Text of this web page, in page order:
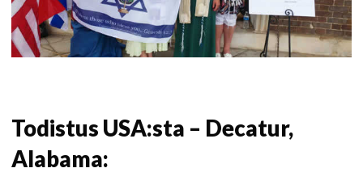
Todistus USA:sta – Decatur,
Alabama: